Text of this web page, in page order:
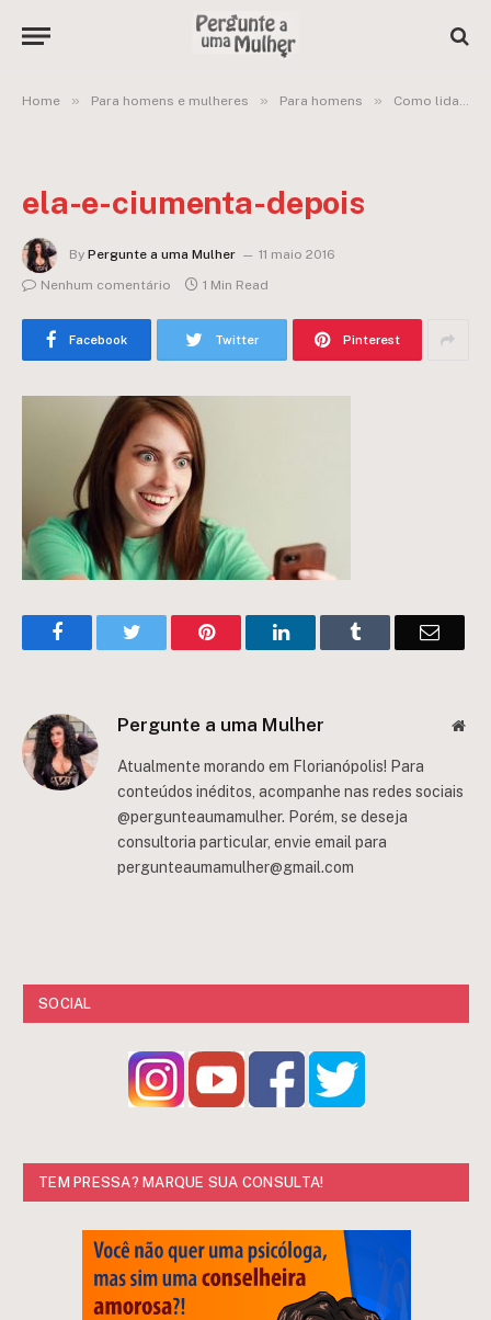
Home » Para homens e mulheres » Para homens » Como lidar com uma mulher ciumenta? Não sei se me caso depois dessa!
ela-e-ciumenta-depois
By Pergunte a uma Mulher
11 maio 2016
Nenhum comentário
1 Min Read
Facebook Twitter Pinterest
FacebookTwitter Pinterest LinkedInTumblr Email
Pergunte a uma Mulher
Atualmente morando em Florianópolis! Para
conteúdos inéditos, acompanhe nas redes sociais
@pergunteaumamulher. Porém, se deseja
consultoria particular, envie email para
pergunteaumamulher@gmail.com
SOCIAL
TEM PRESSA? MARQUE SUA CONSULTA!